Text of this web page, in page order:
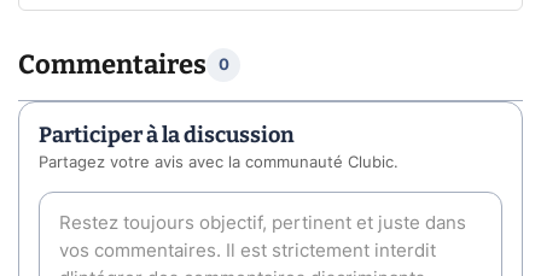
Commentaires 0
Participer à la discussion
Partagez votre avis avec la communauté Clubic.